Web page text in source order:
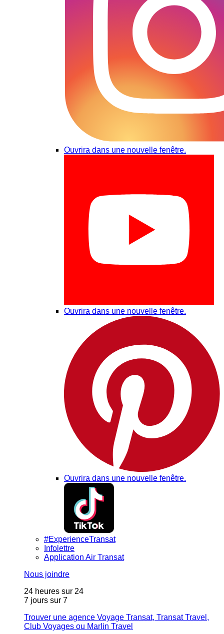
Ouvrira dans une nouvelle fenêtre.
Ouvrira dans une nouvelle fenêtre.
Ouvrira dans une nouvelle fenêtre.
#ExperienceTransat
Infolettre
Application Air Transat
Nous joindre
24 heures sur 24
7 jours sur 7
Trouver une agence Voyage Transat, Transat Travel,
Club Voyages ou Marlin Travel